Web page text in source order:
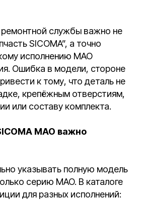
службы важно не
SICOMA”, а точно
исполнению MAO
Ошибка в модели, стороне
к тому, что деталь не
крепёжным отверстиям,
или составу комплекта.
MAO важно
указывать полную модель
серию MAO. В каталоге
для разных исполнений: